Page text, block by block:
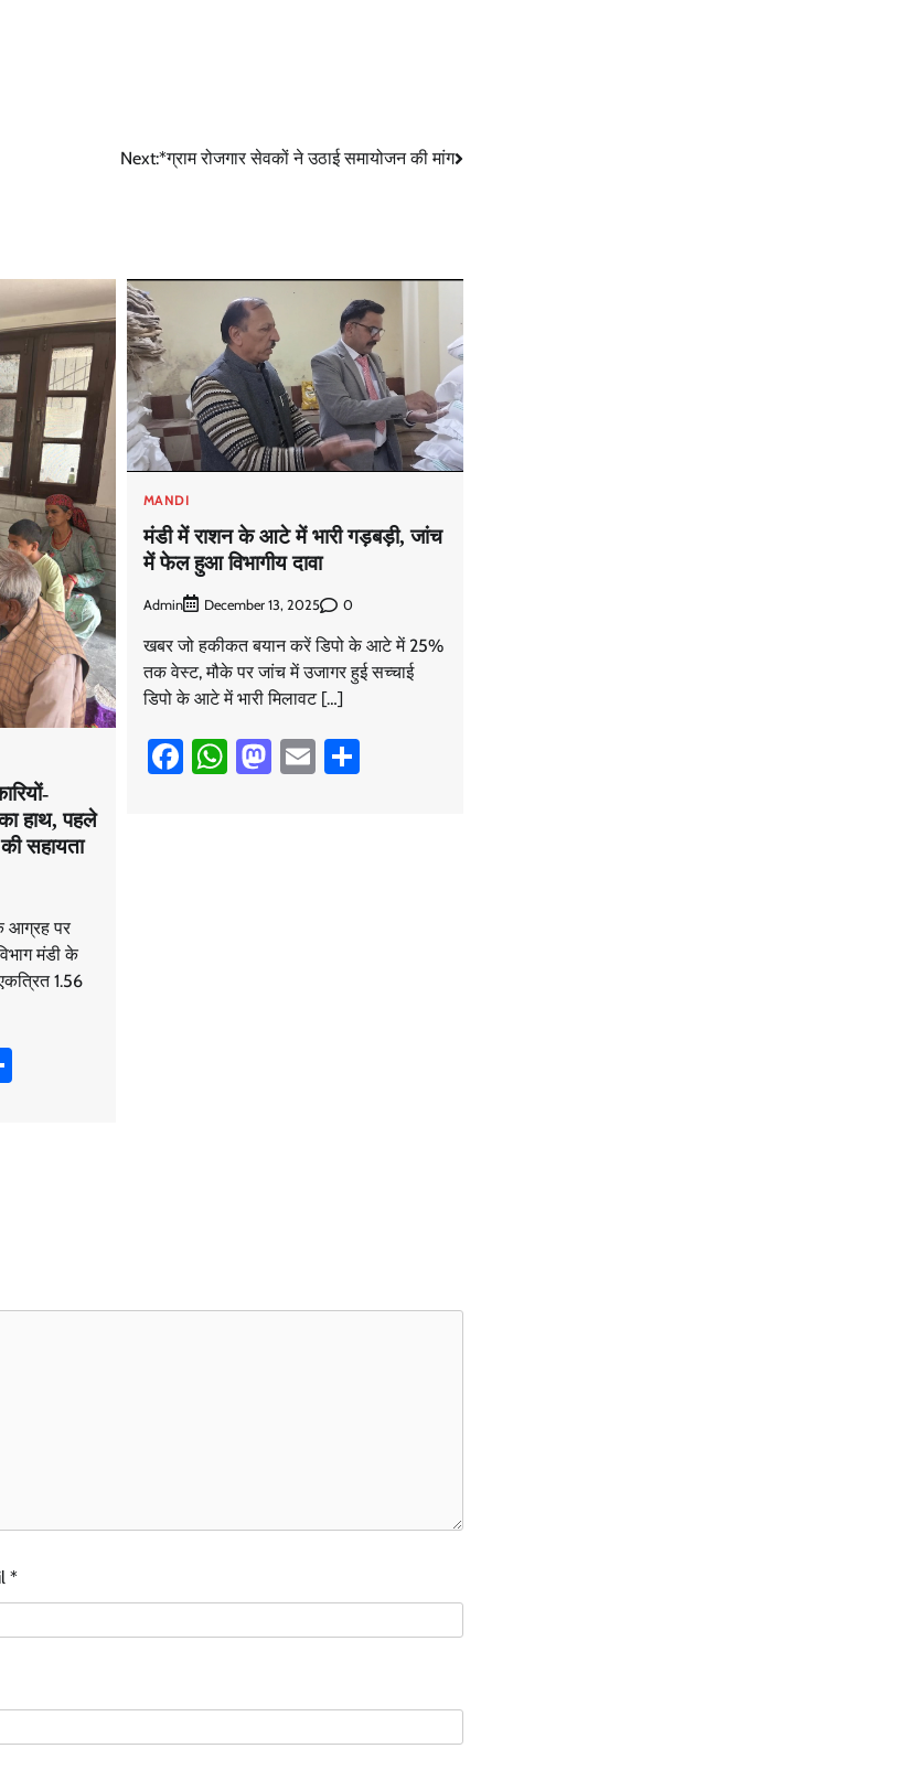
Next:*ग्राम रोजगार सेवकों ने उठाई समायोजन की मांग
हाथ, पहले
सहायता
आग्रह पर
मंडी के
एकत्रित 1.56
Share
MANDI
मंडी में राशन के आटे में भारी गड़बड़ी, जांच
में फेल हुआ विभागीय दावा
Admin December 13, 2025 0
खबर जो हकीकत बयान करें डिपो के आटे में 25%
तक वेस्ट, मौके पर जांच में उजागर हुई सच्चाई
डिपो के आटे में भारी मिलावट […]
Facebook
WhatsApp
Mastodon
EmailShare
*